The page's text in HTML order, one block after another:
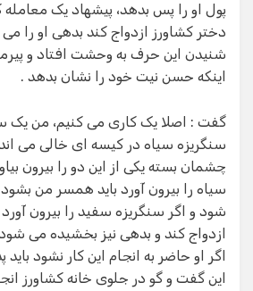
پول او را پس بدهد، پیشهاد یک معامله
دختر کشاورز ازدواج کند بدهی او را
شنیدن این حرف به وحشت افتاد و
اینکه حسن نیت خود را نشان بدهد .
گفت : اصلا یک کاری می کنیم، من یک
سنگریزه سیاه در کیسه ای خالی می
چشمان بسته یکی از این دو را بیرون
سیاه را بیرون آورد باید همسر من
شود و اگر سنگریزه سفید را بیرون
ازدواج کند و بدهی نیز بخشیده می
اگر او حاضر به انجام این کار نشود باید
این گفت و گو در جلوی خانه کشاورز